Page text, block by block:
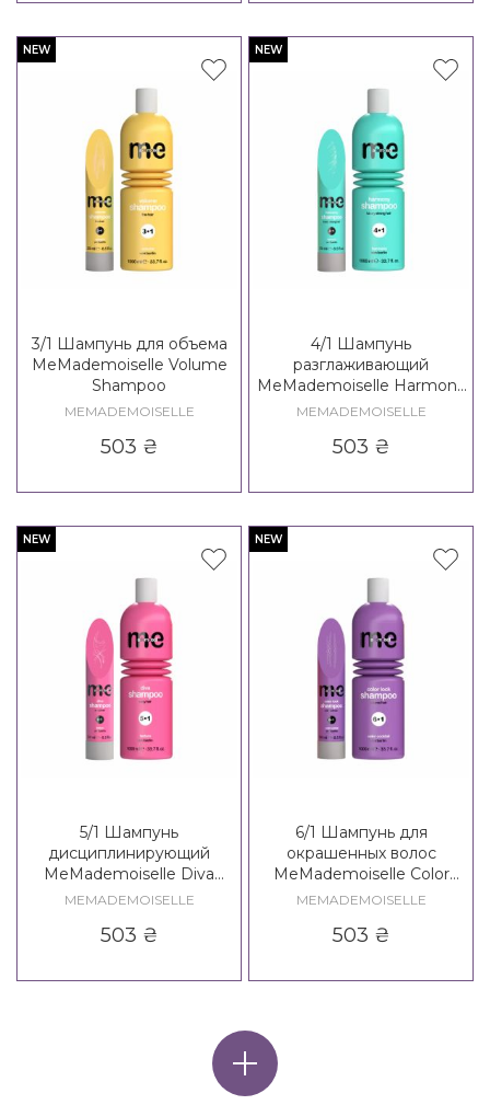
NEW
3/1 Шампунь для объема
MeMademoiselle Volume
Shampoo
MEMADEMOISELLE
503 ₴
NEW
4/1 Шампунь
разглаживающий
MeMademoiselle Harmony
Shampoo
MEMADEMOISELLE
503 ₴
NEW
5/1 Шампунь
дисциплинирующий
MeMademoiselle Diva
Shampoo
MEMADEMOISELLE
503 ₴
NEW
6/1 Шампунь для
окрашенных волос
MeMademoiselle Color
Lock Shampoo
MEMADEMOISELLE
503 ₴